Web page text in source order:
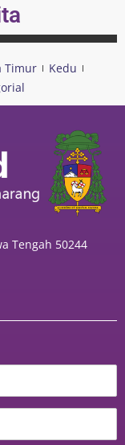
Timur
Kedu
Tengah 50244